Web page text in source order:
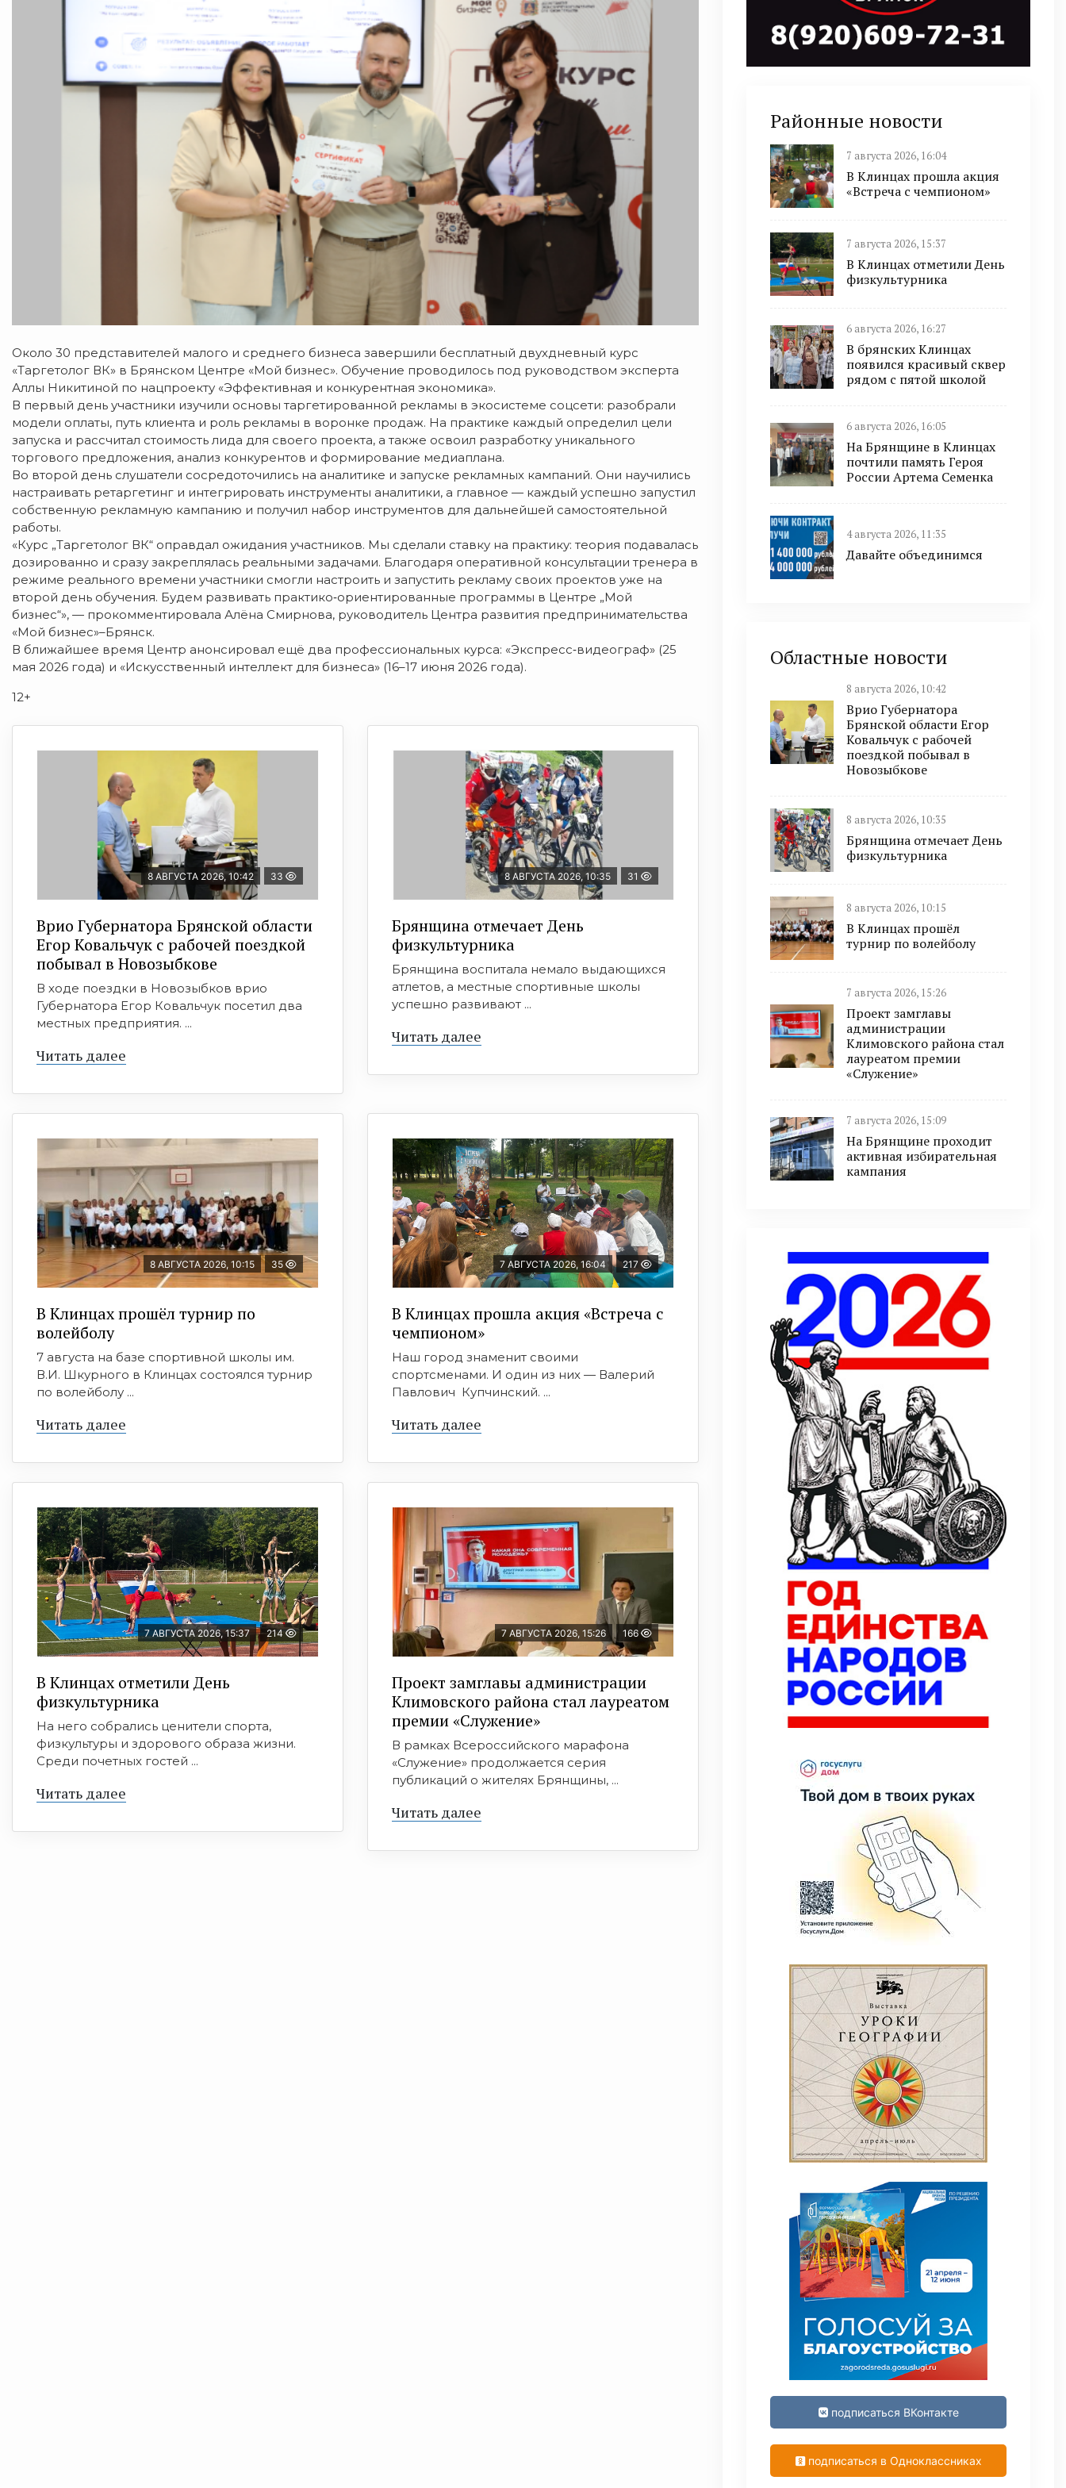
Около 30 представителей малого и среднего бизнеса завершили бесплатный двухдневный курс
«Таргетолог ВК» в Брянском Центре «Мой бизнес». Обучение проводилось под руководством эксперта
Аллы Никитиной по нацпроекту «Эффективная и конкурентная экономика».
В первый день участники изучили основы таргетированной рекламы в экосистеме соцсети: разобрали
модели оплаты, путь клиента и роль рекламы в воронке продаж. На практике каждый определил цели
запуска и рассчитал стоимость лида для своего проекта, а также освоил разработку уникального
торгового предложения, анализ конкурентов и формирование медиаплана.
Во второй день слушатели сосредоточились на аналитике и запуске рекламных кампаний. Они научились
настраивать ретаргетинг и интегрировать инструменты аналитики, а главное — каждый успешно запустил
собственную рекламную кампанию и получил набор инструментов для дальнейшей самостоятельной
работы.
«Курс „Таргетолог ВК“ оправдал ожидания участников. Мы сделали ставку на практику: теория подавалась
дозированно и сразу закреплялась реальными задачами. Благодаря оперативной консультации тренера в
режиме реального времени участники смогли настроить и запустить рекламу своих проектов уже на
второй день обучения. Будем развивать практико‑ориентированные программы в Центре „Мой
бизнес“», — прокомментировала Алёна Смирнова, руководитель Центра развития предпринимательства
«Мой бизнес»–Брянск.
В ближайшее время Центр анонсировал ещё два профессиональных курса: «Экспресс‑видеограф» (25
мая 2026 года) и «Искусственный интеллект для бизнеса» (16–17 июня 2026 года).
12+
8 АВГУСТА 2026, 10:42 33
Врио Губернатора Брянской области
Егор Ковальчук с рабочей поездкой
побывал в Новозыбкове
В ходе поездки в Новозыбков врио
Губернатора Егор Ковальчук посетил два
местных предприятия. ...
Читать далее
8 АВГУСТА 2026, 10:35 31
Брянщина отмечает День
физкультурника
Брянщина воспитала немало выдающихся
атлетов, а местные спортивные школы
успешно развивают ...
Читать далее
8 АВГУСТА 2026, 10:15 35
В Клинцах прошёл турнир по
волейболу
7 августа на базе спортивной школы им.
В.И. Шкурного в Клинцах состоялся турнир
по волейболу ...
Читать далее
7 АВГУСТА 2026, 16:04 217
В Клинцах прошла акция «Встреча с
чемпионом»
Наш город знаменит своими
спортсменами. И один из них — Валерий
Павлович Купчинский. ...
Читать далее
7 АВГУСТА 2026, 15:37 214
В Клинцах отметили День
физкультурника
На него собрались ценители спорта,
физкультуры и здорового образа жизни.
Среди почетных гостей ...
Читать далее
7 АВГУСТА 2026, 15:26 166
Проект замглавы администрации
Климовского района стал лауреатом
премии «Служение»
В рамках Всероссийского марафона
«Служение» продолжается серия
публикаций о жителях Брянщины, ...
Читать далее
Районные новости
7 августа 2026, 16:04
В Клинцах прошла акция
«Встреча с чемпионом»
7 августа 2026, 15:37
В Клинцах отметили День
физкультурника
6 августа 2026, 16:27
В брянских Клинцах
появился красивый сквер
рядом с пятой школой
6 августа 2026, 16:05
На Брянщине в Клинцах
почтили память Героя
России Артема Семенка
4 августа 2026, 11:35
Давайте объединимся
Областные новости
8 августа 2026, 10:42
Врио Губернатора
Брянской области Егор
Ковальчук с рабочей
поездкой побывал в
Новозыбкове
8 августа 2026, 10:35
Брянщина отмечает День
физкультурника
8 августа 2026, 10:15
В Клинцах прошёл
турнир по волейболу
7 августа 2026, 15:26
Проект замглавы
администрации
Климовского района стал
лауреатом премии
«Служение»
7 августа 2026, 15:09
На Брянщине проходит
активная избирательная
кампания
подписаться ВКонтакте
подписаться в Одноклассниках